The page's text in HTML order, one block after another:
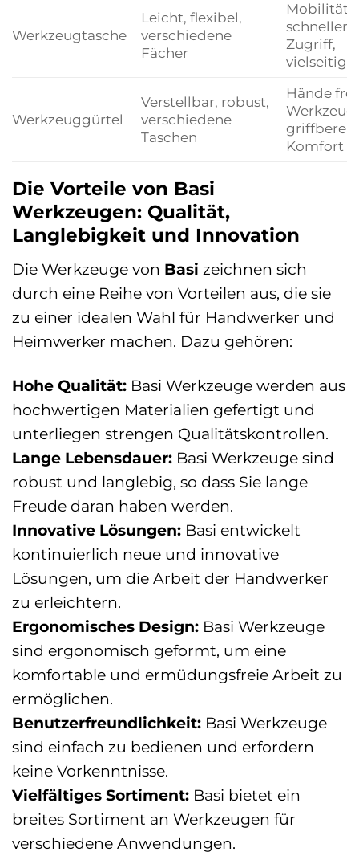
Werkzeugtasche
Leicht, flexibel,
verschiedene
Fächer
Mobilität,
schneller
Zugriff,
vielseitig
Werkzeuggürtel
Verstellbar, robust,
verschiedene
Taschen
Hände
griffbereit,
Komfort
Die Vorteile von Basi
Werkzeugen: Qualität,
Langlebigkeit und Innovation
Die Werkzeuge von Basi zeichnen sich
durch eine Reihe von Vorteilen aus, die sie
zu einer idealen Wahl für Handwerker und
Heimwerker machen. Dazu gehören:
Hohe Qualität: Basi Werkzeuge werden aus
hochwertigen Materialien gefertigt und
unterliegen strengen Qualitätskontrollen.
Lange Lebensdauer: Basi Werkzeuge sind
robust und langlebig, so dass Sie lange
Freude daran haben werden.
Innovative Lösungen: Basi entwickelt
kontinuierlich neue und innovative
Lösungen, um die Arbeit der Handwerker
zu erleichtern.
Ergonomisches Design: Basi Werkzeuge
sind ergonomisch geformt, um eine
komfortable und ermüdungsfreie Arbeit zu
ermöglichen.
Benutzerfreundlichkeit: Basi Werkzeuge
sind einfach zu bedienen und erfordern
keine Vorkenntnisse.
Vielfältiges Sortiment: Basi bietet ein
breites Sortiment an Werkzeugen für
verschiedene Anwendungen.